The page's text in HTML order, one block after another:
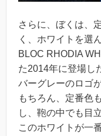
さらに、ぼくは、
く、ホワイトを選
BLOC RHODIA
た2014年に登場し
バーグレーのロゴ
もちろん、定番色
し、鞄の中でも目
このホワイトが一